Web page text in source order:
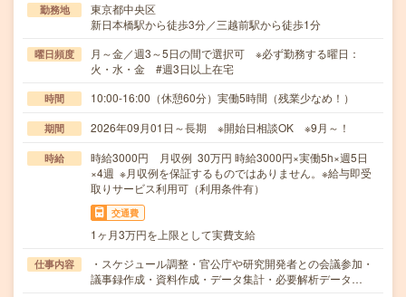
勤務地
東京都中央区
新日本橋駅から徒歩3分／三越前駅から徒歩1分
曜日頻度
月～金／週3～5日の間で選択可 ※必ず勤務する曜日：
火・水・金 #週3日以上在宅
時間 10:00-16:00（休憩60分）実働5時間（残業少なめ！）
期間 2026年09月01日～長期 ※開始日相談OK ※9月～！
時給
時給3000円 月収例 30万円 時給3000円×実働5h×週5日
×4週 ※月収例を保証するものではありません。※給与即受
取りサービス利用可（利用条件有）
交通費
1ヶ月3万円を上限として実費支給
仕事内容
・スケジュール調整・官公庁や研究開発者との会議参加・
議事録作成・資料作成・データ集計・必要解析データ…